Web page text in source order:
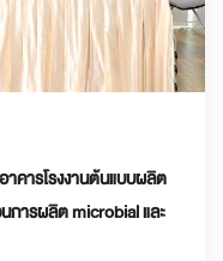
คารโรงงานต้นแบบผลิต
การผลิต microbial และ